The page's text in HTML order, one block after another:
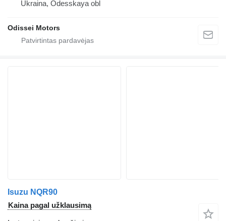
Ukraina, Odesskaya obl
Odissei Motors
Isuzu NQR90
Kaina pagal užklausimą